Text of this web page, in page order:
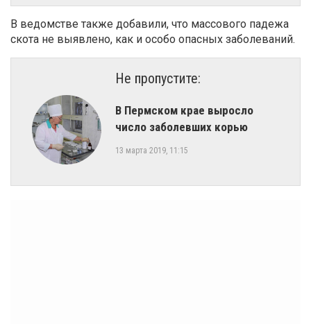
В ведомстве также добавили, что массового падежа
скота не выявлено, как и особо опасных заболеваний.
Не пропустите:
В Пермском крае выросло
число заболевших корью
13 марта 2019, 11:15